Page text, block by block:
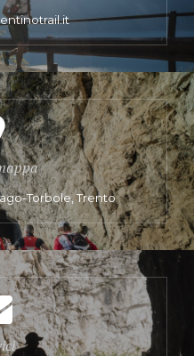
Torbole, Trento